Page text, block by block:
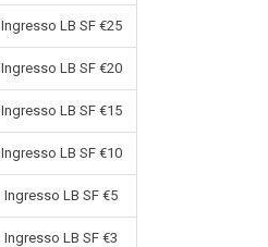
Ingresso LB SF €25
Ingresso LB SF €20
Ingresso LB SF €15
Ingresso LB SF €10
Ingresso LB SF €5
Ingresso LB SF €3